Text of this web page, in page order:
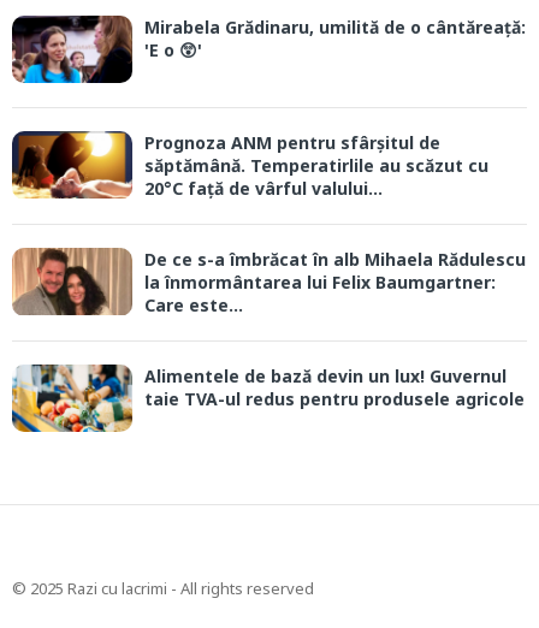
Mirabela Grădinaru, umilită de o cântăreață:
'E o 😲'
Prognoza ANM pentru sfârșitul de
săptămână. Temperatirlile au scăzut cu
20°C față de vârful valului...
De ce s-a îmbrăcat în alb Mihaela Rădulescu
la înmormântarea lui Felix Baumgartner:
Care este...
Alimentele de bază devin un lux! Guvernul
taie TVA-ul redus pentru produsele agricole
© 2025 Razi cu lacrimi - All rights reserved